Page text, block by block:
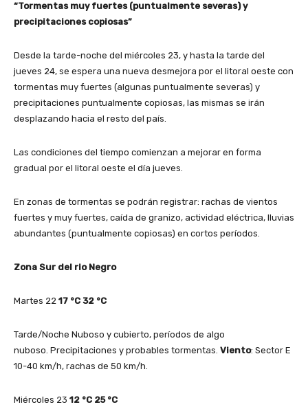
“Tormentas muy fuertes (puntualmente severas) y
precipitaciones copiosas”
Desde la tarde-noche del miércoles 23, y hasta la tarde del
jueves 24, se espera una nueva desmejora por el litoral oeste con
tormentas muy fuertes (algunas puntualmente severas) y
precipitaciones puntualmente copiosas, las mismas se irán
desplazando hacia el resto del país.
Las condiciones del tiempo comienzan a mejorar en forma
gradual por el litoral oeste el día jueves.
En zonas de tormentas se podrán registrar: rachas de vientos
fuertes y muy fuertes, caída de granizo, actividad eléctrica, lluvias
abundantes (puntualmente copiosas) en cortos períodos.
Zona Sur del rio Negro
Martes 22 17 °C 32 °C
Tarde/Noche Nuboso y cubierto, períodos de algo
nuboso. Precipitaciones y probables tormentas. Viento: Sector E
10-40 km/h, rachas de 50 km/h.
Miércoles 23 12 °C 25 °C